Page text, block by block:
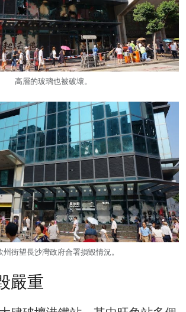
高層的玻璃也被破壞。
州街望長沙灣政府合署損毀情況。
嚴重